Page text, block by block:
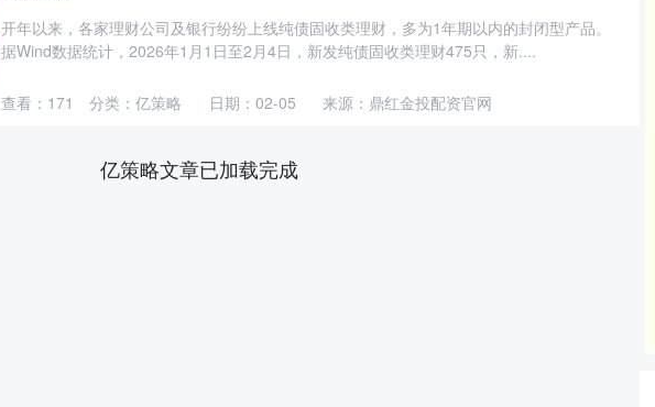
开年以来，各家理财公司及银行纷纷上线纯债固收类理财，多为1年期以内的封闭型产品。
据Wind数据统计，2026年1月1日至2月4日，新发纯债固收类理财475只，新....
日期：02-05 来源：鼎红金投配资官网
查看： 171 分类： 亿策略
亿策略文章已加载完成